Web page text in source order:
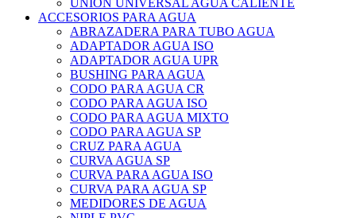
UNION UNIVERSAL AGUA CALIENTE
ACCESORIOS PARA AGUA
ABRAZADERA PARA TUBO AGUA
ADAPTADOR AGUA ISO
ADAPTADOR AGUA UPR
BUSHING PARA AGUA
CODO PARA AGUA CR
CODO PARA AGUA ISO
CODO PARA AGUA MIXTO
CODO PARA AGUA SP
CRUZ PARA AGUA
CURVA AGUA SP
CURVA PARA AGUA ISO
CURVA PARA AGUA SP
MEDIDORES DE AGUA